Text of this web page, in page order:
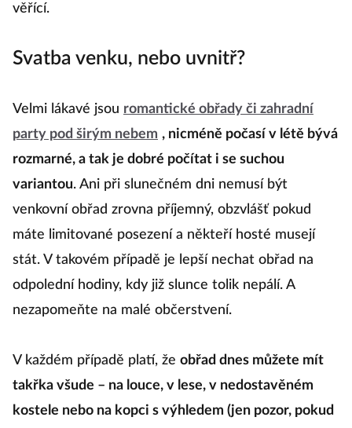
věřící.
Svatba venku, nebo uvnitř?
Velmi lákavé jsou romantické obřady či zahradní
party pod širým nebem , nicméně počasí v létě bývá
rozmarné, a tak je dobré počítat i se suchou
variantou. Ani při slunečném dni nemusí být
venkovní obřad zrovna příjemný, obzvlášť pokud
máte limitované posezení a někteří hosté musejí
stát. V takovém případě je lepší nechat obřad na
odpolední hodiny, kdy již slunce tolik nepálí. A
nezapomeňte na malé občerstvení.
V každém případě platí, že obřad dnes můžete mít
takřka všude – na louce, v lese, v nedostavěném
kostele nebo na kopci s výhledem (jen pozor, pokud